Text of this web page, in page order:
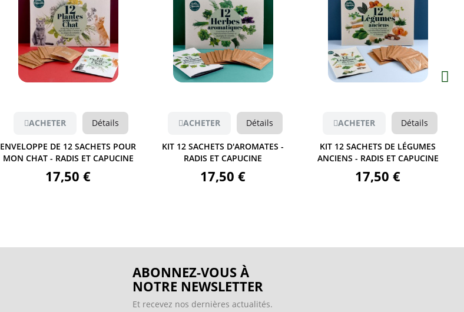
Aperçu
ACHETER Détails
ENVELOPPE DE 12 SACHETS POUR
MON CHAT - RADIS ET CAPUCINE
17,50 €
Aperçu
ACHETER Détails
KIT 12 SACHETS D'AROMATES -
RADIS ET CAPUCINE
17,50 €
Aperçu
ACHETER Détails
KIT 12 SACHETS DE LÉGUMES
ANCIENS - RADIS ET CAPUCINE
17,50 €
ABONNEZ-VOUS À
NOTRE NEWSLETTER
Et recevez nos dernières actualités.